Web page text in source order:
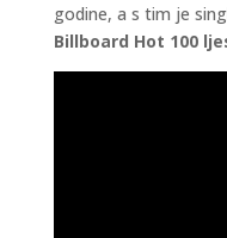
godine, a s tim je
Billboard Hot 100